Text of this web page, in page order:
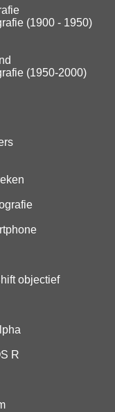
(1900 - 1950)
(1950-2000)
objectief
R